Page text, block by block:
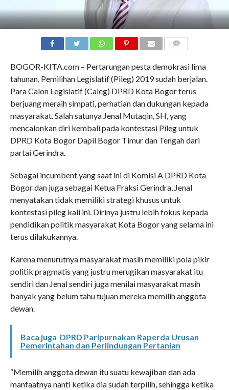
BOGOR-KITA.com – Pertarungan pesta demokrasi lima
tahunan, Pemilihan Legislatif (Pileg) 2019 sudah berjalan.
Para Calon Legislatif (Caleg) DPRD Kota Bogor terus
berjuang meraih simpati, perhatian dan dukungan kepada
masyarakat. Salah satunya Jenal Mutaqin, SH, yang
mencalonkan diri kembali pada kontestasi Pileg untuk
DPRD Kota Bogor Dapil Bogor Timur dan Tengah dari
partai Gerindra.
Sebagai incumbent yang saat ini di Komisi A DPRD Kota
Bogor dan juga sebagai Ketua Fraksi Gerindra, Jenal
menyatakan tidak memiliki strategi khusus untuk
kontestasi pileg kali ini. Dirinya justru lebih fokus kepada
pendidikan politik masyarakat Kota Bogor yang selama ini
terus dilakukannya.
Karena menurutnya masyarakat masih memiliki pola pikir
politik pragmatis yang justru merugikan masyarakat itu
sendiri dan Jenal sendiri juga menilai masyarakat masih
banyak yang belum tahu tujuan mereka memilih anggota
dewan.
Baca juga DPRD Paripurnakan Raperda Urusan
Pemerintahan dan Perlindungan Pertanian
“Memilih anggota dewan itu suatu kewajiban dan ada
manfaatnya nanti ketika dia sudah terpilih, sehingga ketika